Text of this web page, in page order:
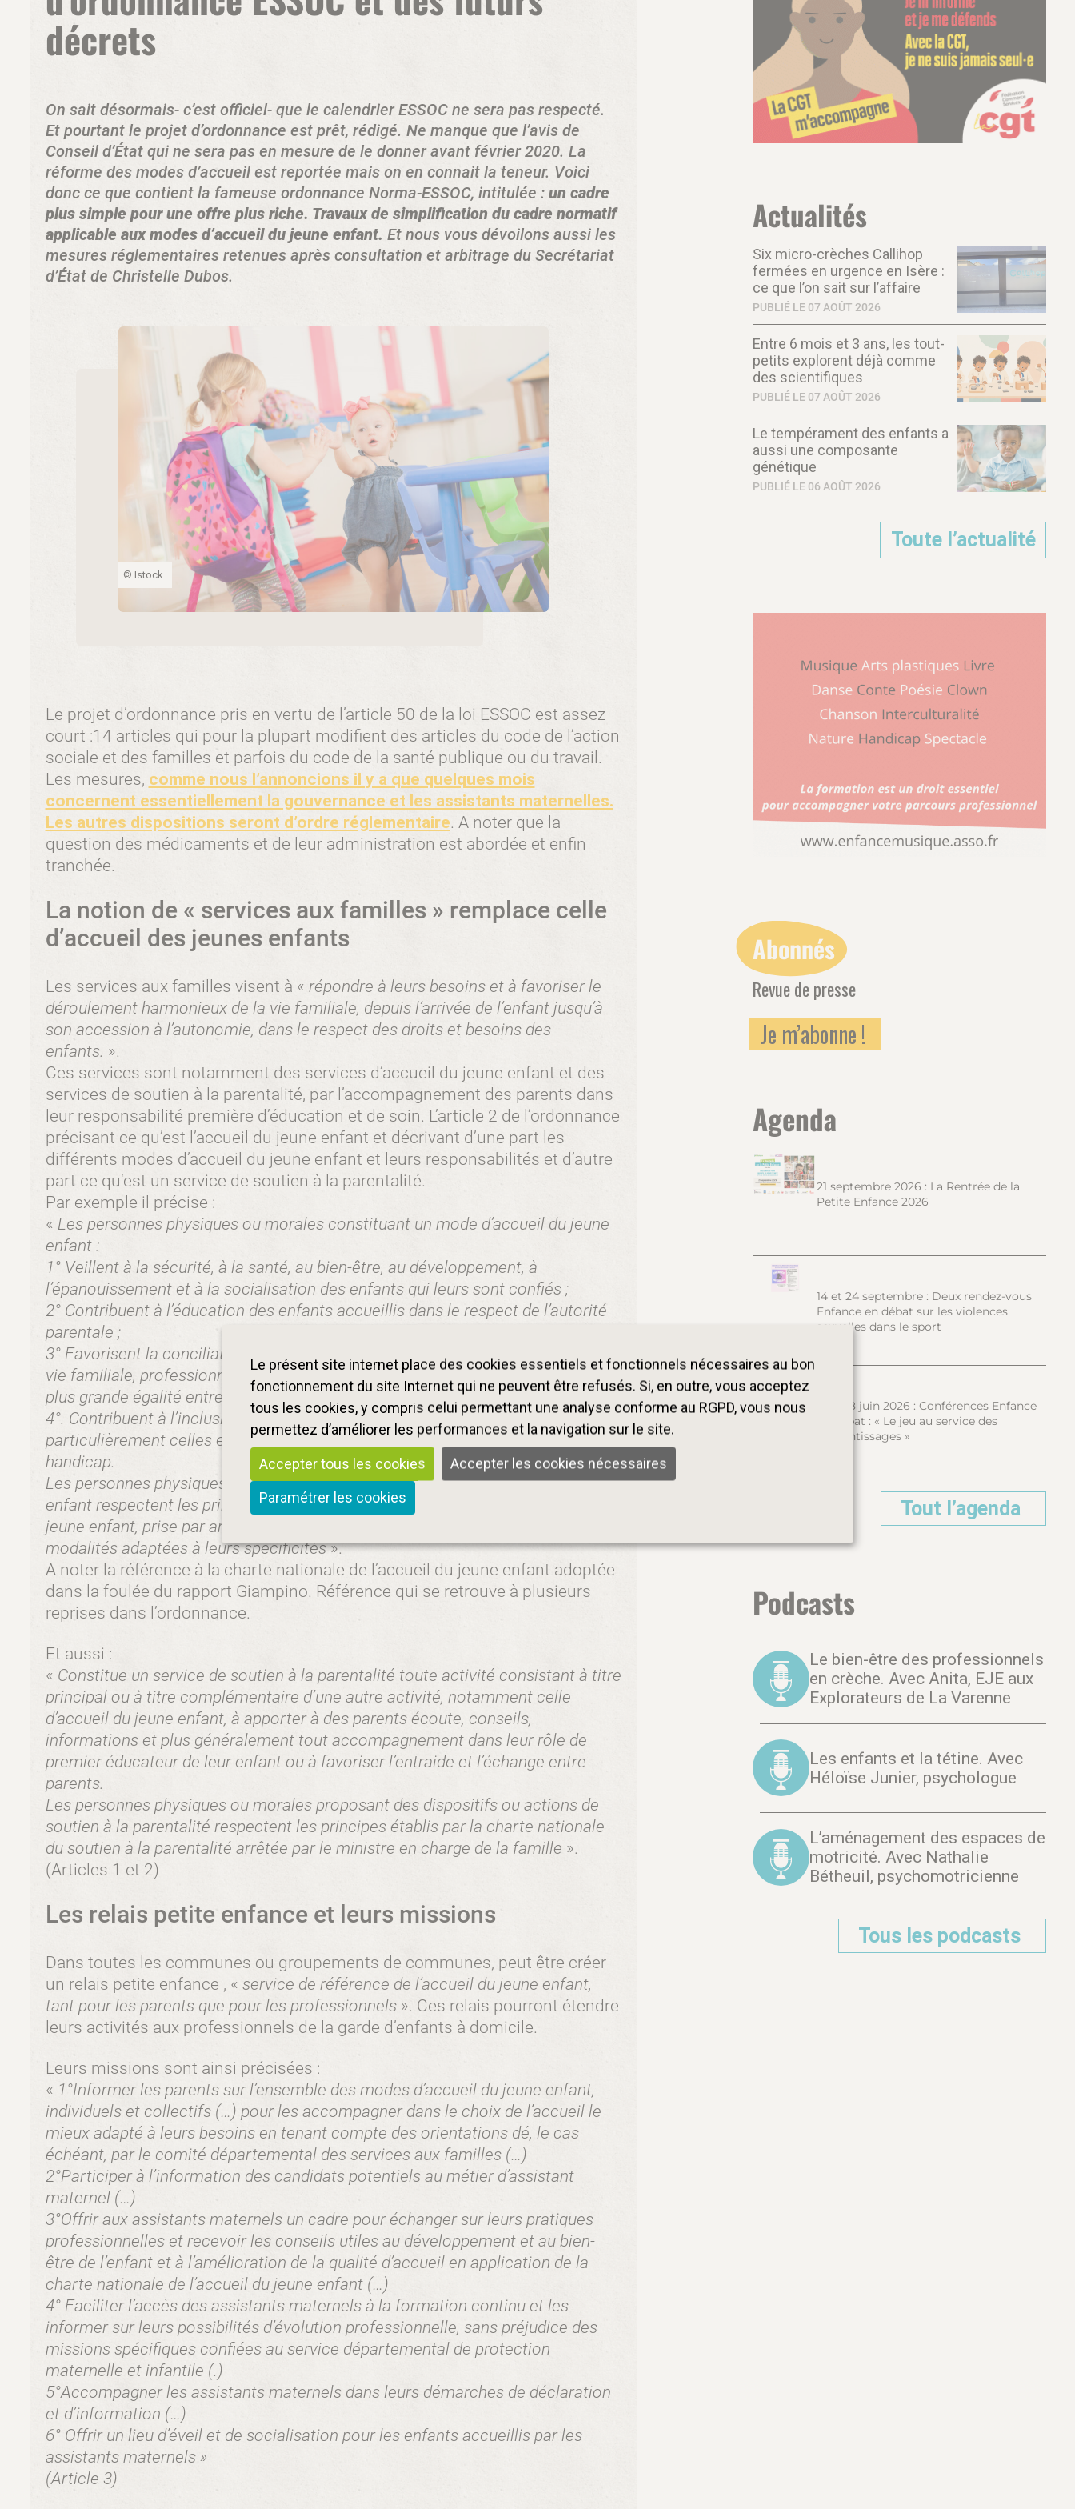
Le présent site internet place des cookies essentiels et fonctionnels nécessaires au bon
fonctionnement du site Internet qui ne peuvent être refusés. Si, en outre, vous acceptez
tous les cookies, y compris celui permettant une analyse conforme au RGPD, vous nous
permettez d’améliorer les performances et la navigation sur le site.
Accepter tous les cookies
Accepter les cookies nécessaires
Paramétrer les cookies
décrets
On sait désormais- c’est officiel- que le calendrier ESSOC ne sera pas respecté.
Et pourtant le projet d’ordonnance est prêt, rédigé. Ne manque que l’avis de
Conseil d’État qui ne sera pas en mesure de le donner avant février 2020. La
réforme des modes d’accueil est reportée mais on en connait la teneur. Voici
donc ce que contient la fameuse ordonnance Norma-ESSOC, intitulée : un cadre
plus simple pour une offre plus riche. Travaux de simplification du cadre normatif
applicable aux modes d’accueil du jeune enfant. Et nous vous dévoilons aussi les
mesures réglementaires retenues après consultation et arbitrage du Secrétariat
d’État de Christelle Dubos.
© Istock
Le projet d’ordonnance pris en vertu de l’article 50 de la loi ESSOC est assez
court :14 articles qui pour la plupart modifient des articles du code de l’action
sociale et des familles et parfois du code de la santé publique ou du travail.
Les mesures, comme nous l’annoncions il y a que quelques mois
concernent essentiellement la gouvernance et les assistants maternelles.
Les autres dispositions seront d’ordre réglementaire. A noter que la
question des médicaments et de leur administration est abordée et enfin
tranchée.
La notion de « services aux familles » remplace celle
d’accueil des jeunes enfants
Les services aux familles visent à « répondre à leurs besoins et à favoriser le
déroulement harmonieux de la vie familiale, depuis l’arrivée de l’enfant jusqu’à
son accession à l’autonomie, dans le respect des droits et besoins des
enfants. ».
Ces services sont notamment des services d’accueil du jeune enfant et des
services de soutien à la parentalité, par l’accompagnement des parents dans
leur responsabilité première d’éducation et de soin. L’article 2 de l’ordonnance
précisant ce qu’est l’accueil du jeune enfant et décrivant d’une part les
différents modes d’accueil du jeune enfant et leurs responsabilités et d’autre
part ce qu‘est un service de soutien à la parentalité.
Par exemple il précise :
« Les personnes physiques ou morales constituant un mode d’accueil du jeune
enfant :
1° Veillent à la sécurité, à la santé, au bien-être, au développement, à
l’épanouissement et à la socialisation des enfants qui leurs sont confiés ;
2° Contribuent à l’éducation des enfants accueillis dans le respect de l’autorité
parentale ;
3° Favorisent la conciliation par les parents de jeunes enfants de leur temps de
vie familiale, professionnelle et sociale, et concourent ainsi la recherche d’une
plus grande égalité entre les femmes et les hommes ;
4°. Contribuent à l’inclusion de toutes les familles et de tous les enfants,
particulièrement celles et ceux confrontés à la pauvreté, à la précarité ou au
handicap.
Les personnes physiques ou morales constituant un mode d’accueil du jeune
enfant respectent les principes établis par une charte nationale pour l’accueil du
jeune enfant, prise par arrêté du ministre chargé de la famille, selon les
modalités adaptées à leurs spécificités».
A noter la référence à la charte nationale de l’accueil du jeune enfant adoptée
dans la foulée du rapport Giampino. Référence qui se retrouve à plusieurs
reprises dans l’ordonnance.
Et aussi :
« Constitue un service de soutien à la parentalité toute activité consistant à titre
principal ou à titre complémentaire d’une autre activité, notamment celle
d’accueil du jeune enfant, à apporter à des parents écoute, conseils,
informations et plus généralement tout accompagnement dans leur rôle de
premier éducateur de leur enfant ou à favoriser l’entraide et l’échange entre
parents.
Les personnes physiques ou morales proposant des dispositifs ou actions de
soutien à la parentalité respectent les principes établis par la charte nationale
du soutien à la parentalité arrêtée par le ministre en charge de la famille ».
(Articles 1 et 2)
Les relais petite enfance et leurs missions
Dans toutes les communes ou groupements de communes, peut être créer
un relais petite enfance , « service de référence de l’accueil du jeune enfant,
tant pour les parents que pour les professionnels». Ces relais pourront étendre
leurs activités aux professionnels de la garde d’enfants à domicile.
Leurs missions sont ainsi précisées :
« 1°Informer les parents sur l’ensemble des modes d’accueil du jeune enfant,
individuels et collectifs (…) pour les accompagner dans le choix de l’accueil le
mieux adapté à leurs besoins en tenant compte des orientations dé, le cas
échéant, par le comité départemental des services aux familles (…)
2°Participer à l’information des candidats potentiels au métier d’assistant
maternel (…)
3°Offrir aux assistants maternels un cadre pour échanger sur leurs pratiques
professionnelles et recevoir les conseils utiles au développement et au bien-
être de l’enfant et à l’amélioration de la qualité d’accueil en application de la
charte nationale de l’accueil du jeune enfant (…)
4° Faciliter l’accès des assistants maternels à la formation continu et les
informer sur leurs possibilités d’évolution professionnelle, sans préjudice des
missions spécifiques confiées au service départemental de protection
maternelle et infantile (.)
5°Accompagner les assistants maternels dans leurs démarches de déclaration
et d’information (…)
6° Offrir un lieu d’éveil et de socialisation pour les enfants accueillis par les
assistants maternels »
(Article 3)
Actualités
Six micro-crèches Callihop
fermées en urgence en Isère :
ce que l’on sait sur l’affaire
PUBLIÉ LE 07 AOÛT 2026
Entre 6 mois et 3 ans, les tout-
petits explorent déjà comme
des scientifiques
PUBLIÉ LE 07 AOÛT 2026
Le tempérament des enfants a
aussi une composante
génétique
PUBLIÉ LE 06 AOÛT 2026
Toute l’actualité
Abonnés
Revue de presse
Je m’abonne !
Agenda
21 septembre 2026 : La Rentrée de la
Petite Enfance 2026
14 et 24 septembre : Deux rendez-vous
Enfance en débat sur les violences
sexuelles dans le sport
15 et 18 juin 2026 : Conférences Enfance
en débat : « Le jeu au service des
apprentissages »
Tout l’agenda
Podcasts
Le bien-être des professionnels
en crèche. Avec Anita, EJE aux
Explorateurs de La Varenne
Les enfants et la tétine. Avec
Héloïse Junier, psychologue
L’aménagement des espaces de
motricité. Avec Nathalie
Bétheuil, psychomotricienne
Tous les podcasts